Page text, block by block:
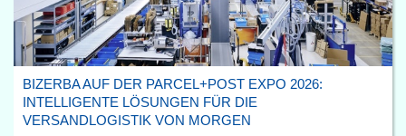
BIZERBA AUF DER PARCEL+POST EXPO 2026:
INTELLIGENTE LÖSUNGEN FÜR DIE
VERSANDLOGISTIK VON MORGEN